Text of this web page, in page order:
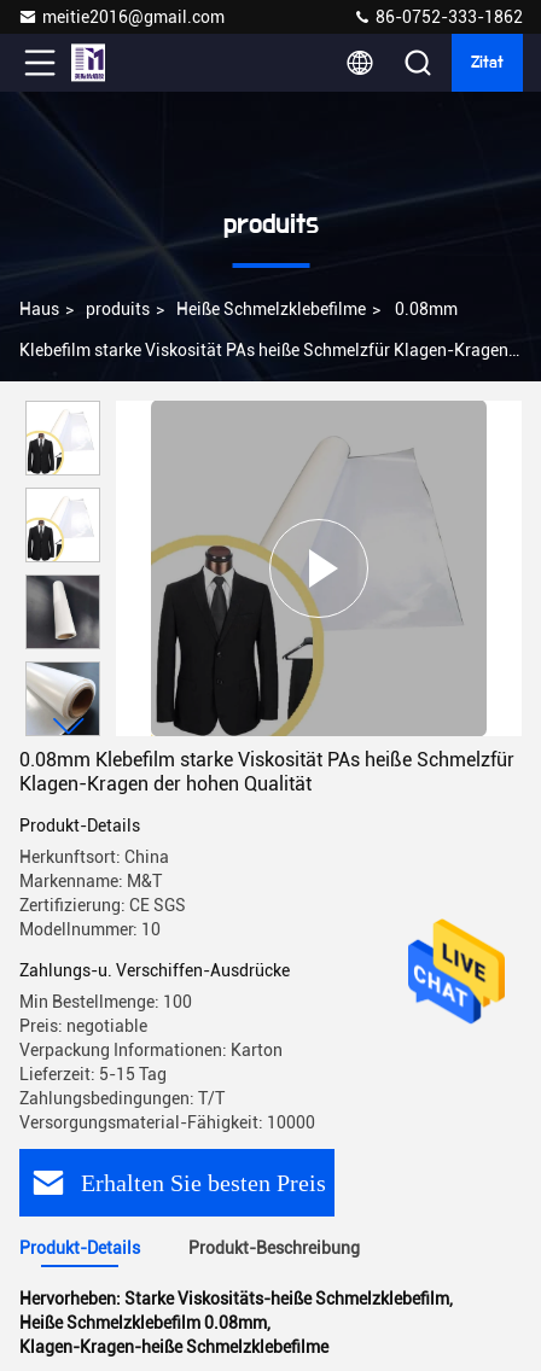
meitie2016@gmail.com 86-0752-333-1862
Zitat
produits
Haus > produits > Heiße Schmelzklebefilme > 0.08mm
Klebefilm starke Viskosität PAs heiße Schmelzfür Klagen-Kragen
0.08mm Klebefilm starke Viskosität PAs heiße Schmelzfür
Klagen-Kragen der hohen Qualität
Produkt-Details
Herkunftsort: China
Markenname: M&T
Zertifizierung: CE SGS
Modellnummer: 10
Zahlungs-u. Verschiffen-Ausdrücke
Min Bestellmenge: 100
Preis: negotiable
Verpackung Informationen: Karton
Lieferzeit: 5-15 Tag
Zahlungsbedingungen: T/T
Versorgungsmaterial-Fähigkeit: 10000
Erhalten Sie besten Preis
Produkt-Details Produkt-Beschreibung
Hervorheben: Starke Viskositäts-heiße Schmelzklebefilm,
Heiße Schmelzklebefilm 0.08mm,
Klagen-Kragen-heiße Schmelzklebefilme